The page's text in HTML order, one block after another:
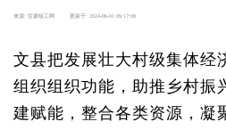
来源: 甘肃组工网 更新于: 2024-06-01 09:17:08
文县把发展壮大村级集体经
组织组织功能，助推乡村振
建赋能，整合各类资源，凝